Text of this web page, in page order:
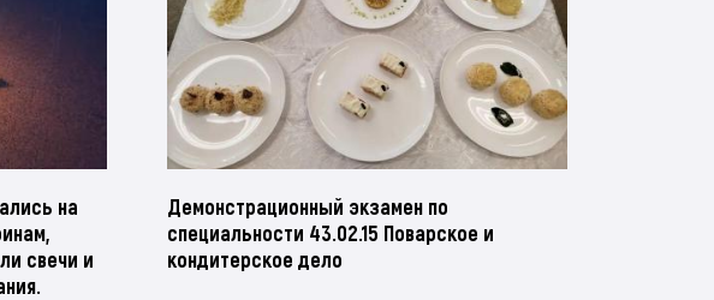
на
свечи и
Демонстрационный экзамен по
специальности 43.02.15 Поварское и
кондитерское дело